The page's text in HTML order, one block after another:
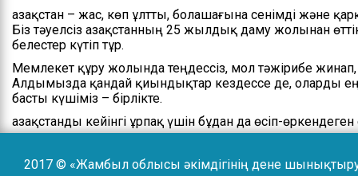
Қазақстан – жас, көп ұлтты, болашағына сенімді және
Біз тәуелсіз Қазақстанның 25 жылдық даму жолынан
белестер күтіп тұр.
Мемлекет құру жолында теңдессіз, мол тәжірибе
Алдымызда қандай қиындықтар кездессе де, оларды
басты күшіміз – бірлікте.
Қазақстанды кейінгі ұрпақ үшін бұдан да өсіп-
2017 © «Жамбыл облысы әкімдігінің дене